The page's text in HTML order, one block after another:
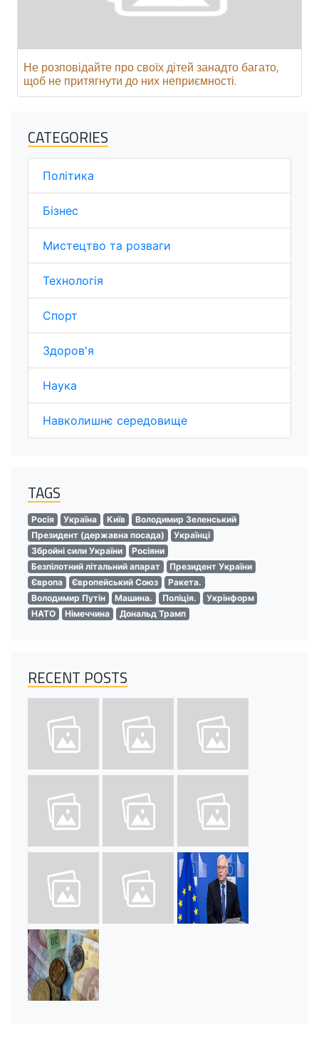
Не розповідайте про своїх дітей занадто багато,
щоб не притягнути до них неприємності.
CATEGORIES
Політика
Бізнес
Мистецтво та розваги
Технологія
Спорт
Здоров'я
Наука
Навколишнє середовище
TAGS
Росія Україна Київ
Володимир Зеленський
Президент (державна посада)
Українці
Збройні сили України
Росіяни
Безпілотний літальний апарат
Президент України
Європа
Європейський Союз
Ракета.
Володимир Путін
Машина. Поліція.
Укрінформ
НАТО
Німеччина Дональд Трамп
RECENT POSTS